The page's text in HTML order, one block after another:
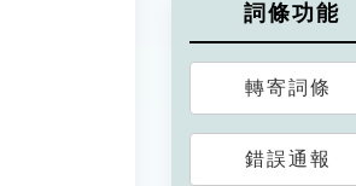
詞條功能
轉寄詞條
錯誤通報